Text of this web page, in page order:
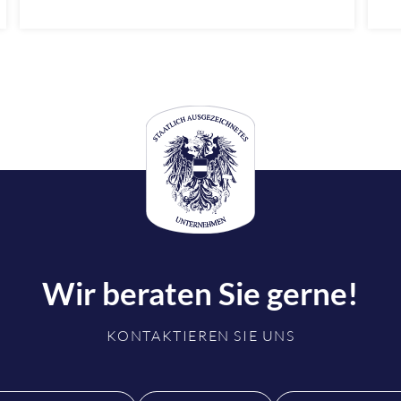
Wir beraten Sie gerne!
KONTAKTIEREN SIE UNS